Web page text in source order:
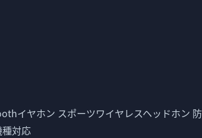
イヤホン スポーツワイヤレスヘッドホン
種対応